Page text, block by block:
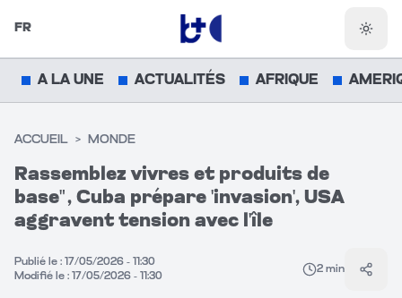
FR
A LA UNE ACTUALITÉS AFRIQUE
ACCUEIL > MONDE
Rassemblez vivres et produits de
base", Cuba prépare 'invasion', USA
aggravent tension avec l'île
Publié le : 17/05/2026 - 11:30
Modifié le : 17/05/2026 - 11:30
2 min